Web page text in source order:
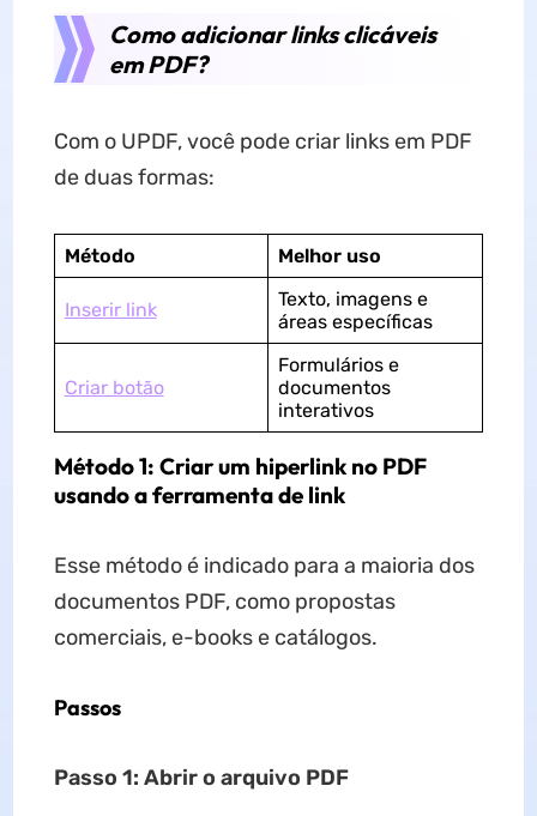
Como adicionar links clicáveis
em PDF?
Com o UPDF, você pode criar links em PDF
de duas formas:
Método Melhor uso
Inserir link
Texto, imagens e
áreas específicas
Criar botão
Formulários e
documentos
interativos
Método 1: Criar um hiperlink no PDF
usando a ferramenta de link
Esse método é indicado para a maioria dos
documentos PDF, como propostas
comerciais, e-books e catálogos.
Passos
Passo 1: Abrir o arquivo PDF